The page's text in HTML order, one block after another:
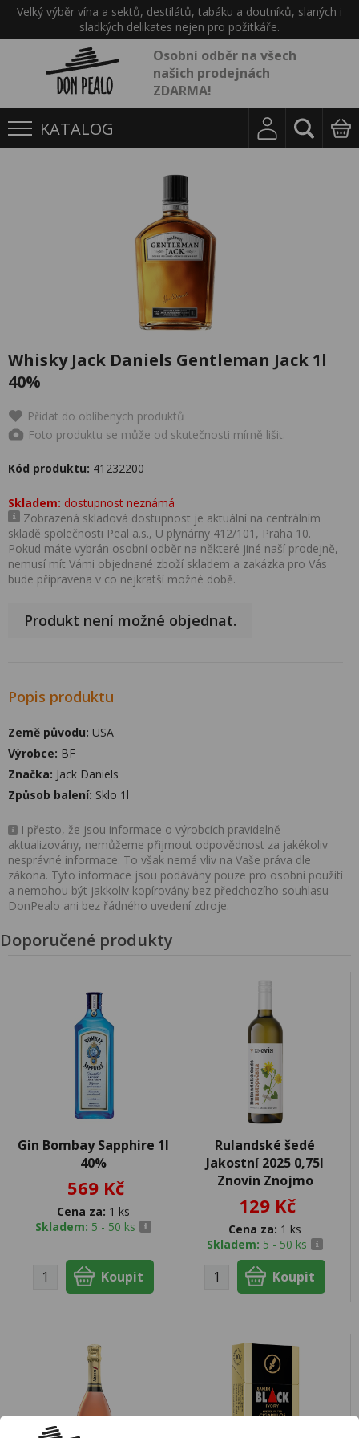
Velký výběr vína a sektů, destilátů, tabáku a doutníků, slaných i
sladkých delikates nejen pro požitkáře.
Osobní odběr na všech
našich prodejnách
ZDARMA!
KATALOG
Whisky Jack Daniels Gentleman Jack 1l
40%
Přidat do oblíbených produktů
Foto produktu se může od skutečnosti mírně lišit.
Kód produktu: 41232200
Skladem: dostupnost neznámá
Zobrazená skladová dostupnost je aktuální na centrálním
skladě společnosti Peal a.s., U plynárny 412/101, Praha 10.
Pokud máte vybrán osobní odběr na některé jiné naší prodejně,
nemusí mít Vámi objednané zboží skladem a zakázka pro Vás
bude připravena v co nejkratší možné době.
Produkt není možné objednat.
Popis produktu
Země původu: USA
Výrobce: BF
Značka: Jack Daniels
Způsob balení: Sklo 1l
I přesto, že jsou informace o výrobcích pravidelně
aktualizovány, nemůžeme přijmout odpovědnost za jakékoliv
nesprávné informace. To však nemá vliv na Vaše práva dle
zákona. Tyto informace jsou podávány pouze pro osobní použití
a nemohou být jakkoliv kopírovány bez předchozího souhlasu
DonPealo ani bez řádného uvedení zdroje.
Doporučené produkty
Gin Bombay Sapphire 1l
40%
569 Kč
Cena za: 1 ks
Skladem: 5 - 50 ks
Rulandské šedé
Jakostní 2025 0,75l
Znovín Znojmo
129 Kč
Cena za: 1 ks
Skladem: 5 - 50 ks